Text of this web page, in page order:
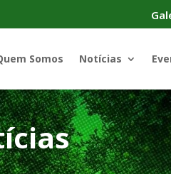
Somos Notícias